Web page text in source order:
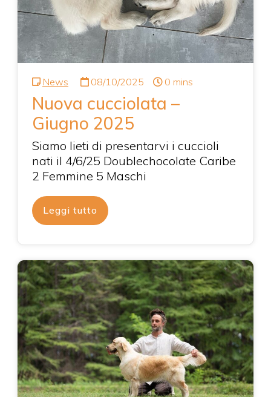
News 08/10/2025 0 mins
Nuova cucciolata –
Giugno 2025
Siamo lieti di presentarvi i cuccioli
nati il 4/6/25 Doublechocolate Caribe
2 Femmine 5 Maschi
Leggi tutto